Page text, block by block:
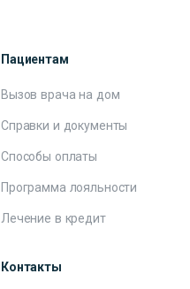
Пациентам
Вызов врача на дом
Справки и документы
Способы оплаты
Программа лояльности
Лечение в кредит
Контакты